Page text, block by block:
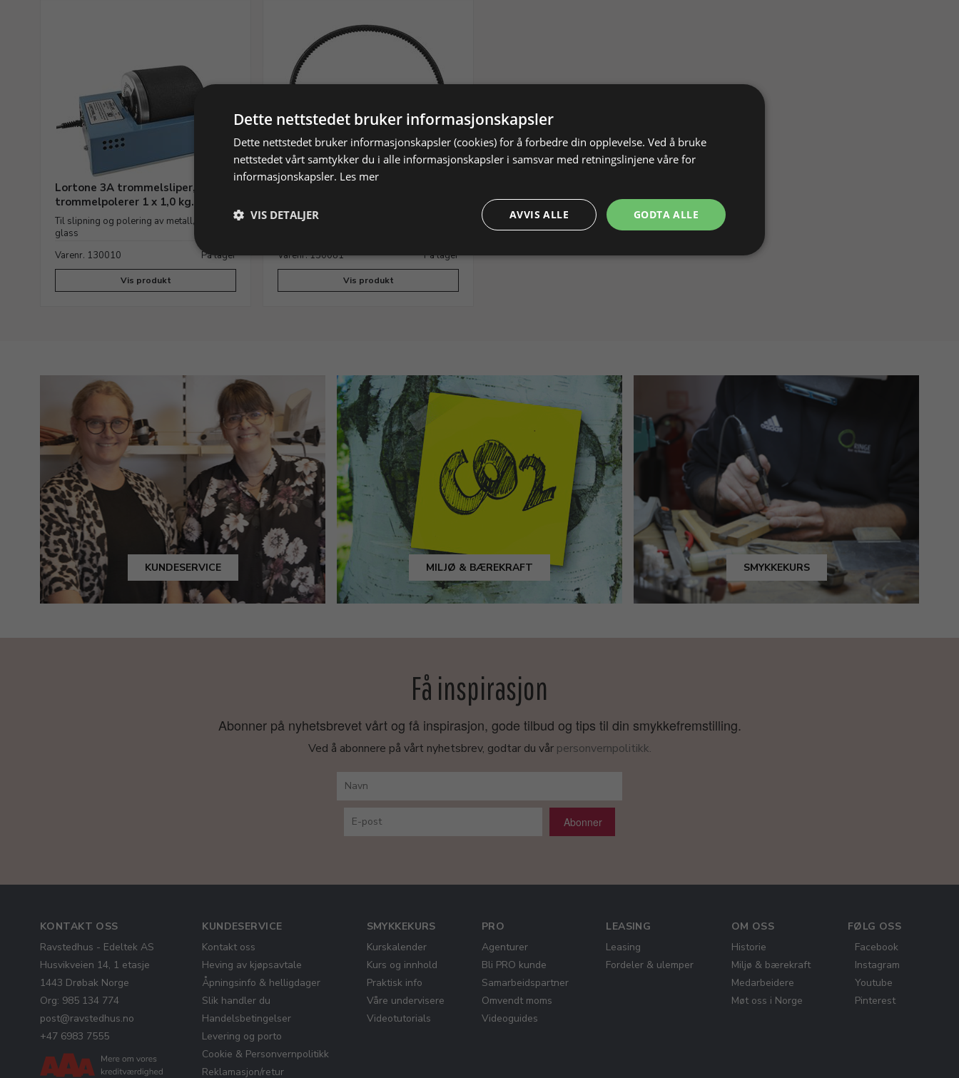
Lortone 3A trommelsliper,
trommelpolerer 1 x 1,0 kg.
Til slipning og polering av metall, stein og
glass
Varenr. 130010
På lager
Vis produkt
Drivreim til Lortone QT6
Reservedel til varenr. 130020
Varenr. 130081 På lager
Vis produkt
KUNDESERVICE MILJØ & BÆREKRAFT SMYKKEKURS
Få inspirasjon
Abonner på nyhetsbrevet vårt og få inspirasjon, gode tilbud og tips til din smykkefremstilling.
Ved å abonnere på vårt nyhetsbrev, godtar du vår personvernpolitikk.
Abonner
KONTAKT OSS
Ravstedhus - Edeltek AS
Husvikveien 14, 1 etasje
1443 Drøbak Norge
Org: 985 134 774
post@ravstedhus.no
+47 6983 7555
KUNDESERVICE
Kontakt oss
Heving av kjøpsavtale
Åpningsinfo & helligdager
Slik handler du
Handelsbetingelser
Levering og porto
Cookie & Personvernpolitikk
Reklamasjon/retur
SMYKKEKURS
Kurskalender
Kurs og innhold
Praktisk info
Våre undervisere
Videotutorials
PRO
Agenturer
Bli PRO kunde
Samarbeidspartner
Omvendt moms
Videoguides
LEASING
Leasing
Fordeler & ulemper
OM OSS
Historie
Miljø & bærekraft
Medarbeidere
Møt oss i Norge
FØLG OSS
Facebook
Instagram
Youtube
Pinterest
Dette nettstedet bruker informasjonskapsler
Dette nettstedet bruker informasjonskapsler (cookies) for å forbedre din opplevelse. Ved å bruke
nettstedet vårt samtykker du i alle informasjonskapsler i samsvar med retningslinjene våre for
informasjonskapsler. Les mer
GODTA ALLE
AVVIS ALLE
VIS DETALJER